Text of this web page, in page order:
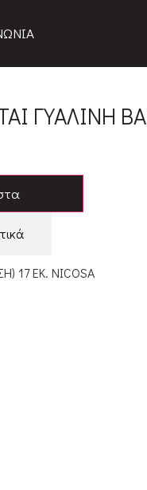
ΓΥΑΛΙΝΗ
17 ΕΚ. NICOSA